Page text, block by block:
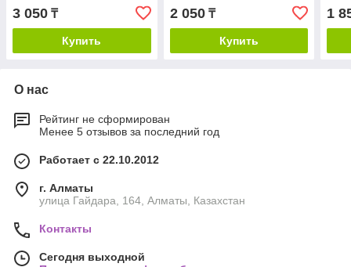
3 050 ₸
Купить
2 050₸
Купить
1
О нас
Рейтинг не сформирован
Менее 5 отзывов за последний год
Работает с 22.10.2012
г. Алматы
улица Гайдара, 164, Алматы, Казахстан
Контакты
Сегодня выходной